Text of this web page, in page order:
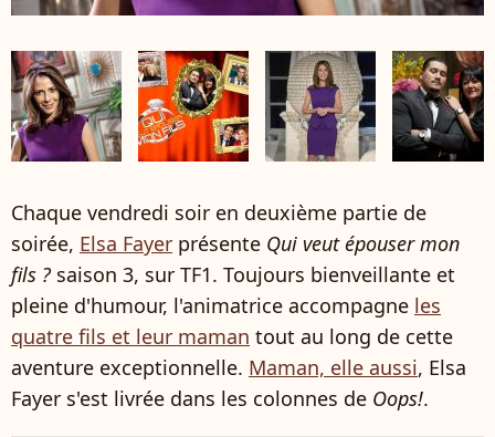
Chaque vendredi soir en deuxième partie de
soirée, Elsa Fayer présente Qui veut épouser mon
fils ?saison 3, sur TF1. Toujours bienveillante et
pleine d'humour, l'animatrice accompagne les
quatre fils et leur maman tout au long de cette
aventure exceptionnelle. Maman, elle aussi, Elsa
Fayer s'est livrée dans les colonnes de Oops!.